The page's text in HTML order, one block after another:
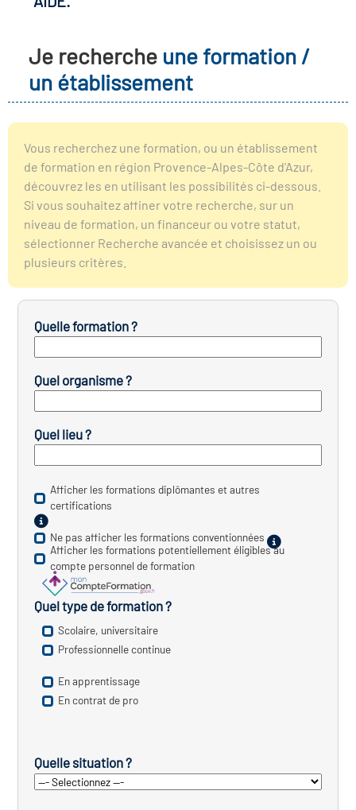
les métiers
clés métiers et
lieu d'information ou
Solidaire (ESS)
du secteur sanitaire
de l'Industrie
emploi-formation
des transitions
de construction)
des secteurs(en
construction)
Je recherche une formation /
un établissement
Vous recherchez une formation, ou un établissement
de formation en région Provence-Alpes-Côte d’Azur,
découvrez les en utilisant les possibilités ci-dessous.
Si vous souhaitez affiner votre recherche, sur un
niveau de formation, un financeur ou votre statut,
sélectionner Recherche avancée et choisissez un ou
plusieurs critères.
Quelle formation ?
Quel organisme ?
Quel lieu ?
Afficher les formations diplômantes et autres
certifications
Ne pas afficher les formations conventionnées
Afficher les formations potentiellement éligibles au
compte personnel de formation
Quel type de formation ?
Scolaire, universitaire
Professionnelle continue
En apprentissage
En contrat de pro
Quelle situation ?